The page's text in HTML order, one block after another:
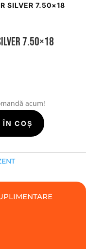
SILVER 7.50×18
7.50×18
acum!
ÎN COȘ